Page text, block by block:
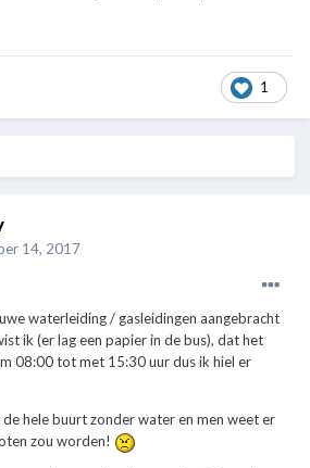
1
14, 2017
waterleiding / gasleidingen aangebracht
ik (er lag een papier in de bus), dat het
08:00 tot met 15:30 uur dus ik hiel er
hele buurt zonder water en men weet er
zou worden!